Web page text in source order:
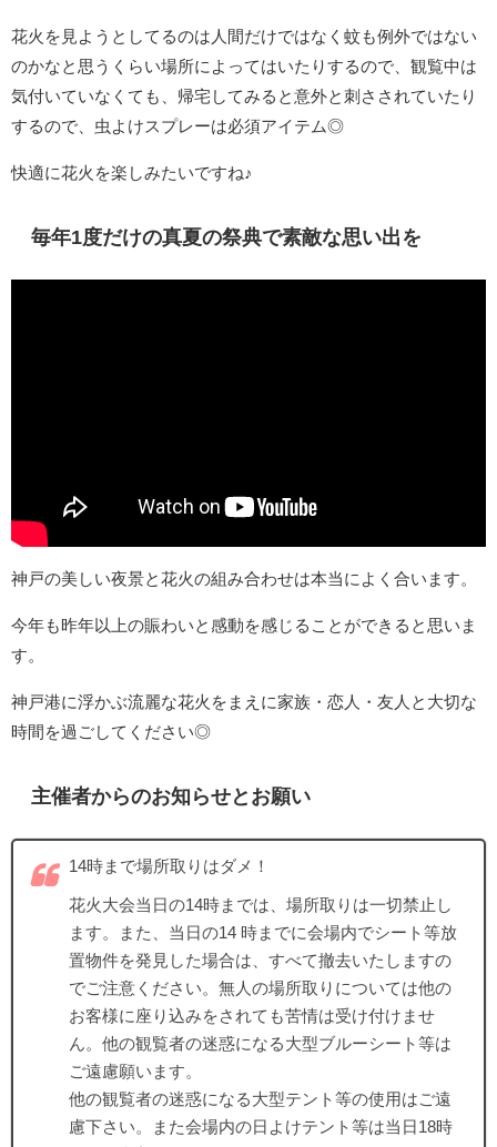
花火を見ようとしてるのは人間だけではなく蚊も例外ではない
のかなと思うくらい場所によってはいたりするので、観覧中は
気付いていなくても、帰宅してみると意外と刺さされていたり
するので、虫よけスプレーは必須アイテム◎
快適に花火を楽しみたいですね♪
毎年1度だけの真夏の祭典で素敵な思い出を
神戸の美しい夜景と花火の組み合わせは本当によく合います。
今年も昨年以上の賑わいと感動を感じることができると思いま
す。
神戸港に浮かぶ流麗な花火をまえに家族・恋人・友人と大切な
時間を過ごしてください◎
主催者からのお知らせとお願い
14時まで場所取りはダメ！
花火大会当日の14時までは、場所取りは一切禁止し
ます。また、当日の14 時までに会場内でシート等放
置物件を発見した場合は、すべて撤去いたしますの
でご注意ください。無人の場所取りについては他の
お客様に座り込みをされても苦情は受け付けませ
ん。他の観覧者の迷惑になる大型ブルーシート等は
ご遠慮願います。
他の観覧者の迷惑になる大型テント等の使用はご遠
慮下さい。また会場内の日よけテント等は当日18時